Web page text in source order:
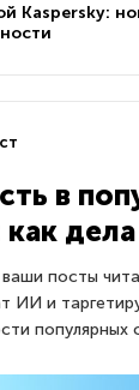
Kaspersky:
в
ваши посты
ИИ и
популярных